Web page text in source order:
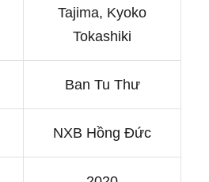
Tajima, Kyoko
Tokashiki
Ban Tu Thư
NXB Hồng Đức